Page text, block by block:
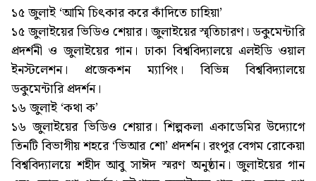
১৫ জুলাই ‘আমি চিৎকার করে কাঁদিতে চাহিয়া’
১৫ জুলাইয়ের ভিডিও শেয়ার। জুলাইয়ের স্মৃতিচারণ। ডকুমেন্টারি
প্রদর্শনী ও জুলাইয়ের গান। ঢাকা বিশ্ববিদ্যালয়ে এলইডি ওয়াল
ইনস্টলেশন। প্রজেকশন ম্যাপিং। বিভিন্ন বিশ্ববিদ্যালয়ে
ডকুমেন্টারি প্রদর্শন।
১৬ জুলাই ‘কথা ক’
১৬ জুলাইয়ের ভিডিও শেয়ার। শিল্পকলা একাডেমির উদ্যোগে
তিনটি বিভাগীয় শহরে ‘ভিআর শো’ প্রদর্শন। রংপুর বেগম রোকেয়া
বিশ্ববিদ্যালয়ে শহীদ আবু সাঈদ স্মরণ অনুষ্ঠান। জুলাইয়ের গান